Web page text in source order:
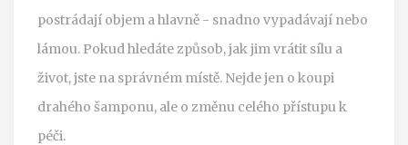
postrádají objem a hlavně - snadno vypadávají nebo
lámou. Pokud hledáte způsob, jak jim vrátit sílu a
život, jste na správném místě. Nejde jen o koupi
drahého šamponu, ale o změnu celého přístupu k
péči.